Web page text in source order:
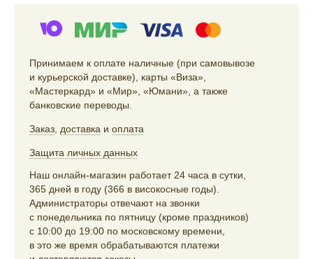
Принимаем к оплате наличные (при самовывозе
и курьерской доставке), карты «Виза»,
«Мастеркард» и «Мир», «Юмани», а также
банковские переводы.
Заказ доставка и оплата
Защита личных данных
Наш онлайн-магазин работает 24 часа в сутки,
365 дней в году (366 в високосные годы).
Администраторы отвечают на звонки
с понедельника по пятницу (кроме праздников)
с 10:00 до 19:00 по московскому времени,
в это же время обрабатываются платежи